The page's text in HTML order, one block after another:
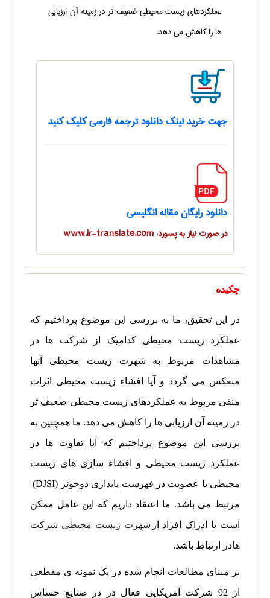
عملکردهای زیست محیطی ضعیف تر در زمینه آن ارزیابی
ها را کاهش می دهد.
جهت خرید لینک دانلود ترجمه فارسی کلیک کنید
دانلود رایگان مقاله انگلیسی
در صورت نیاز به پسورد: www.ir-translate.com
چکیده
در این تحقیق، ما به بررسی این موضوع پرداختیم که
عملکرد زیست محیطی کدامیک از شرکت ها در
مشاهدات مربوط به شهرت زیست محیطی آنها
منعکس می گردد و آیا افشاء زیست محیطی اثرات
منفی مربوط به عملکردهای زیست محیطی ضعیف تر
در زمینه آن ارزیابی ها را کاهش می دهد. ما همچنین به
بررسی این موضوع پرداختیم که آیا تفاوت ها در
عملکرد زیست محیطی و افشاء سازی های زیست
محیطی با عضویت در فهرست پایداری دوجونز (DJSI
)
مرتبط می باشد. ما اعتقاد داریم که این عامل ممکن
است با ادراک افراد ازشهرت زیست محیطی شرکت
هادر ارتباط باشد.
بر مبنای مطالعات انجام شده در یک نمونه ی مقطعی
از 92 شرکت آمریکایی فعال در در صنایع حساس